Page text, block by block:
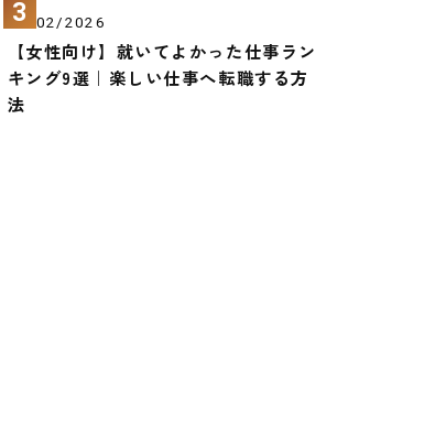
24/02/2026
【女性向け】就いてよかった仕事ラン
キング9選｜楽しい仕事へ転職する方
法